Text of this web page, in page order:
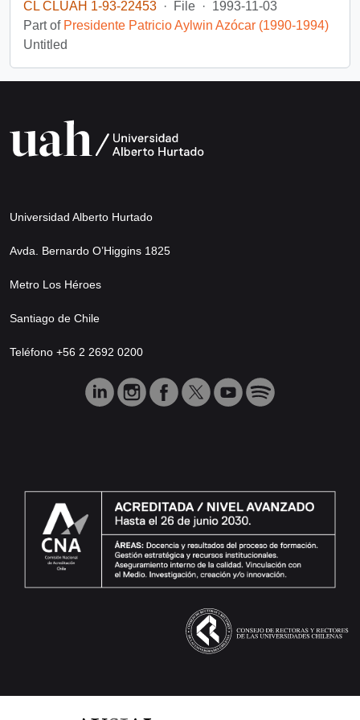
CL CLUAH 1-93-22453 · File · 1993-11-03
Part of Presidente Patricio Aylwin Azócar (1990-1994)
Untitled
Universidad Alberto Hurtado
Avda. Bernardo O’Higgins 1825
Metro Los Héroes
Santiago de Chile
Teléfono +56 2 2692 0200